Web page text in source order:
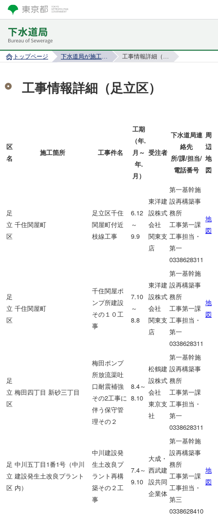
トップページ 下水道局が施工する工事情報 工事情報詳細（足立区）
工事情報詳細（足立区）
区
名
施工箇所 工事件名
工期
（年.
月～
年.
月）
受注者
下水道局連
絡先
所/課/担当/
電話番号
周
辺
地
図
足
立
区
千住関屋町
足立区千住
関屋町付近
枝線工事
6.12
～
9.9
東洋建
設株式
会社
関東支
店
第一基幹施
設再構築事
務所
工事第一課
工事担当・
第一
0338628311
地
図
足
立
区
千住関屋町
千住関屋ポ
ンプ所建設
その１０工
事
7.10
～
8.8
東洋建
設株式
会社
関東支
店
第一基幹施
設再構築事
務所
工事第一課
工事担当・
第一
0338628311
地
図
足
立
区
梅田四丁目 新砂三丁目
梅田ポンプ
所放流渠吐
口耐震補強
その2工事に
伴う保守管
理その２
8.4～
8.10
松鶴建
設株式
会社
東京支
社
第一基幹施
設再構築事
務所
工事第一課
工事担当・
第一
0338628311
足
立
区
中川五丁目1番1号（中川
建設発生土改良プラント
内）
中川建設発
生土改良プ
ラント再構
築その２工
事
7.4～
9.10
大成・
西武建
設共同
企業体
第一基幹施
設再構築事
務所
工事第一課
工事担当・
第三
0338628410
地
図